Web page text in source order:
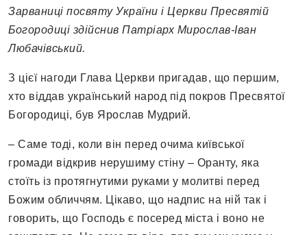
Зарваниці посвяту України і Церкви Пресвятій
Богородиці здійснив Патріарх Мирослав-Іван
Любачівський.
З цієї нагоди Глава Церкви пригадав, що першим,
хто віддав український народ під покров Пресвятої
Богородиці, був Ярослав Мудрий.
– Саме тоді, коли він перед очима київської
громади відкрив нерушиму стіну – Оранту, яка
стоїть із протягнутими руками у молитві перед
Божим обличчям. Цікаво, що надпис на ній так і
говорить, що Господь є посеред міста і воно не